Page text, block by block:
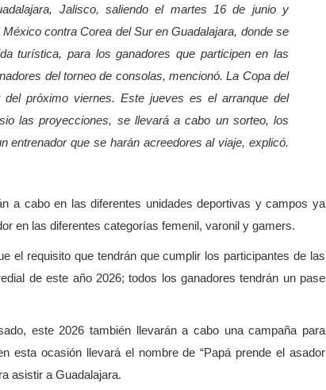
Jalisco, saliendo el martes 16 de junio y
contra Corea del Sur en Guadalajara, donde se
turística, para los ganadores que participen en las
del torneo de consolas, mencionó.La Copa del
próximo viernes. Este jueves es el arranque del
las proyecciones, se llevará a cabo un sorteo, los
entrenador que se harán acreedores al viaje, explicó.
a cabo en las diferentes unidades deportivas y campos ya
en las diferentes categorías femenil, varonil y gamers.
el requisito que tendrán que cumplir los participantes de las
de este año 2026; todos los ganadores tendrán un pase
este 2026 también llevarán a cabo una campaña para
esta ocasión llevará el nombre de “Papá prende el asador
asistir a Guadalajara.